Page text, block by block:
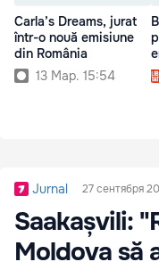
Carla’s Dreams, jurat
într-o nouă emisiune
din România
13 Мар. 15:54
Jurnal 27 сентября
Saakașvili:
Moldova să